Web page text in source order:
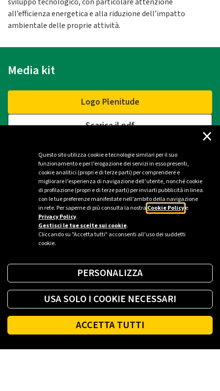
Questo sito utilizza cookie e tecnologie similari per il suo
funzionamento e per l’erogazione dei servizi in esso presenti,
cookie analitici (propri e di terze parti) per comprendere e
migliorare l’esperienza di navigazione dell’utente, nonché cookie
di profilazione (propri e di terze parti) per inviarti pubblicità in linea
con le tue preferenze manifestate nell’ambito della navigazione
in rete. Per saperne di più consulta la nostra Cookie Policye
Privacy Policy.
Gestisci le tue scelte sui cookie.
Cliccando su "Accetta tutti" acconsenti all’uso dei suddetti
cookie.
×
PERSONALIZZA
USA SOLO I COOKIE NECESSARI
ACCETTA TUTTI
all’efficienza energetica e alla riduzione dell’impatto
ambientale delle proprie attività.
Media kit
Logo Plenitude
Scarica il pdf
Contatti
Ufficio stampa Plenitude - Milano
ufficio.stampa@eniplenitude.com